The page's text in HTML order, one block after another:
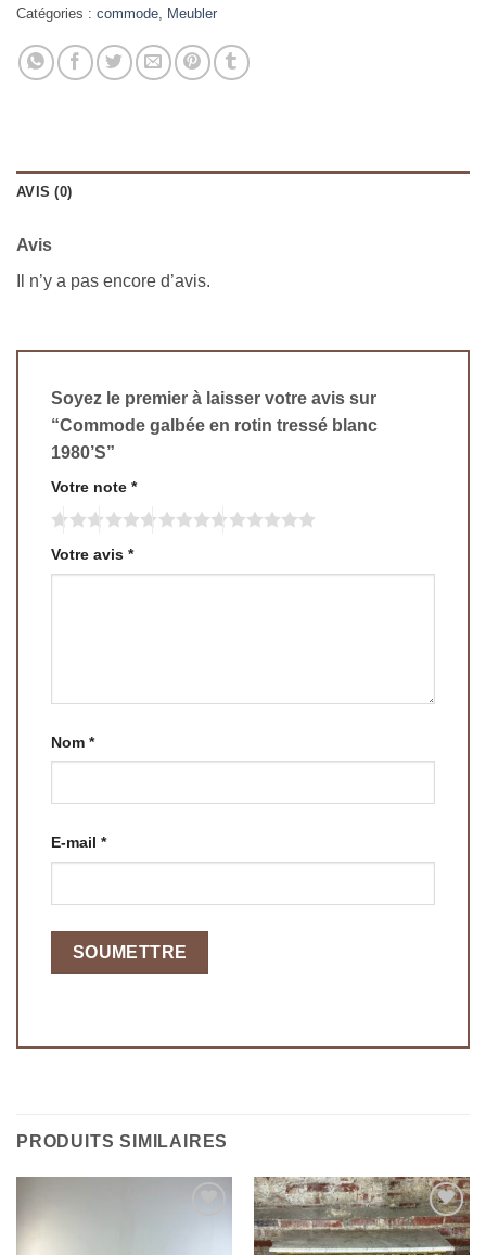
Catégories : commode, Meubler
AVIS (0)
Avis
Il n’y a pas encore d’avis.
Soyez le premier à laisser votre avis sur
“Commode galbée en rotin tressé blanc
1980’S”
Votre note *
Votre avis *
Nom *
E-mail *
PRODUITS SIMILAIRES
Ajouter
à la